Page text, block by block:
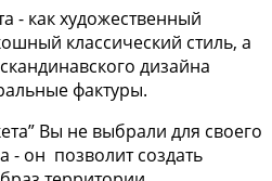
- как художественный
классический стиль, а
дизайна
фактуры.
Вы не выбрали для своего
- он позволит создать